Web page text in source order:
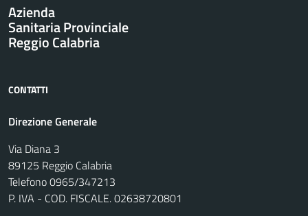
Azienda
Sanitaria Provinciale
Reggio Calabria
CONTATTI
Direzione Generale
Via Diana 3
89125 Reggio Calabria
Telefono 0965/347213
P. IVA - COD. FISCALE. 02638720801